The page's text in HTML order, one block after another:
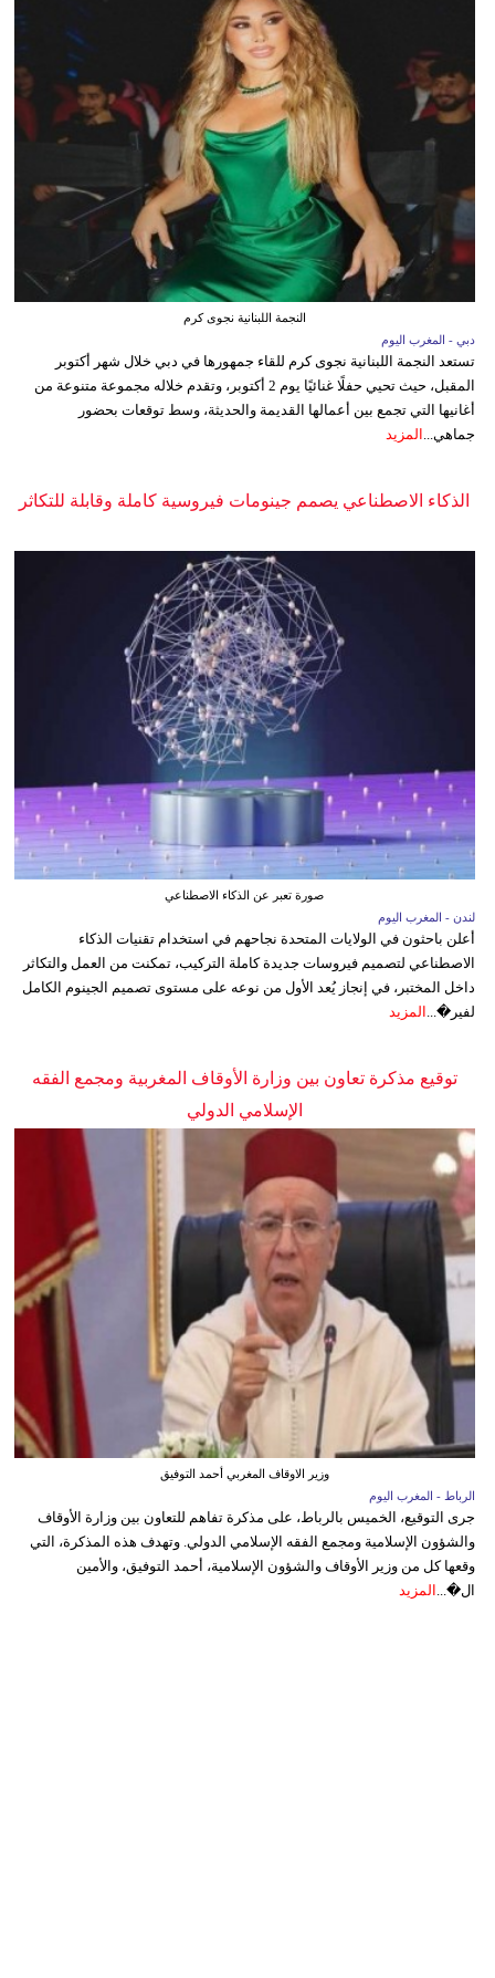
النجمة اللبنانية نجوى كرم
دبي - المغرب اليوم
تستعد النجمة اللبنانية نجوى كرم للقاء جمهورها في دبي خلال شهر أكتوبر
المقبل، حيث تحيي حفلًا غنائيًا يوم 2 أكتوبر، وتقدم خلاله مجموعة متنوعة من
أغانيها التي تجمع بين أعمالها القديمة والحديثة، وسط توقعات بحضور
جماهي... المزيد
الذكاء الاصطناعي يصمم جينومات فيروسية كاملة وقابلة للتكاثر
صورة تعبر عن الذكاء الاصطناعي
لندن - المغرب اليوم
أعلن باحثون في الولايات المتحدة نجاحهم في استخدام تقنيات الذكاء
الاصطناعي لتصميم فيروسات جديدة كاملة التركيب، تمكنت من العمل والتكاثر
داخل المختبر، في إنجاز يُعد الأول من نوعه على مستوى تصميم الجينوم الكامل
لفير�... المزيد
توقيع مذكرة تعاون بين وزارة الأوقاف المغربية ومجمع الفقه
الإسلامي الدولي
وزير الاوقاف المغربي أحمد التوفيق
الرباط - المغرب اليوم
جرى التوقيع، الخميس بالرباط، على مذكرة تفاهم للتعاون بين وزارة الأوقاف
والشؤون الإسلامية ومجمع الفقه الإسلامي الدولي. وتهدف هذه المذكرة، التي
وقعها كل من وزير الأوقاف والشؤون الإسلامية، أحمد التوفيق، والأمين
ال�... المزيد